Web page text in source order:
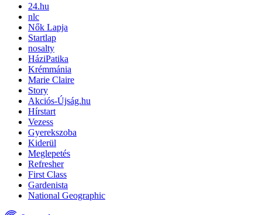
24.hu
nlc
Nők Lapja
Startlap
nosalty
HáziPatika
Krémmánia
Marie Claire
Story
Akciós-Újság.hu
Hírstart
Vezess
Gyerekszoba
Kiderül
Meglepetés
Refresher
First Class
Gardenista
National Geographic